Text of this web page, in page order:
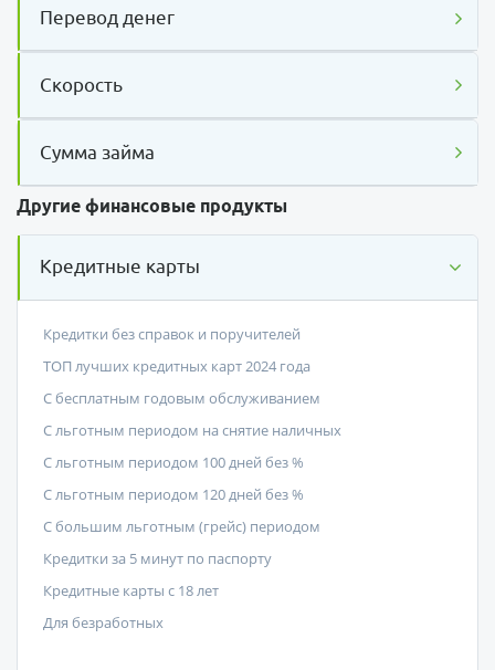
Перевод денег
Скорость
Сумма займа
Другие финансовые продукты
Кредитные карты
Кредитки без справок и поручителей
ТОП лучших кредитных карт 2024 года
С бесплатным годовым обслуживанием
С льготным периодом на снятие наличных
С льготным периодом 100 дней без %
С льготным периодом 120 дней без %
С большим льготным (грейс) периодом
Кредитки за 5 минут по паспорту
Кредитные карты с 18 лет
Для безработных